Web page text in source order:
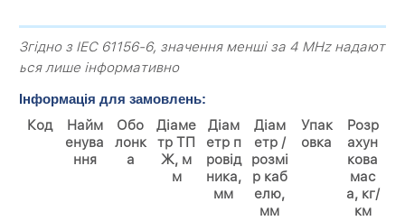
Згідно з IEC 61156-6, значення менші за 4 MHz надают
ься лише інформативно
Інформація для замовлень:
Код
Найм
енува
ння
Обо
лонк
а
Діаме
тр ТП
Ж, м
м
Діам
етр п
ровід
ника,
мм
Діам
етр /
розмі
р каб
елю,
мм
Упак
овка
Розр
ахун
кова
мас
а, кг/
км